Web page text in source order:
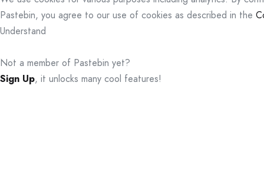
Pastebin, you agree to our use of cookies as described in the
Understand
Not a member of Pastebin yet?
Sign Up, it unlocks many cool features!